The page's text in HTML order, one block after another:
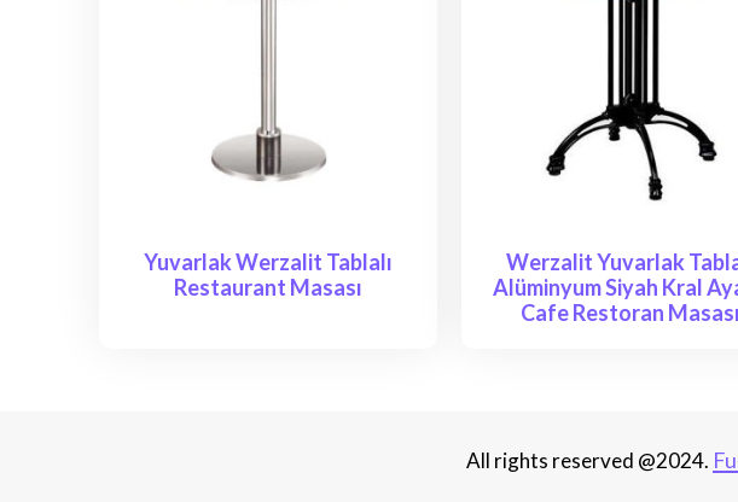
Yuvarlak Werzalit Tablalı
Restaurant Masası
Werzalit Yuvarlak
Alüminyum Siyah Kral
Cafe Restoran Masası
All rights reserved @2024.